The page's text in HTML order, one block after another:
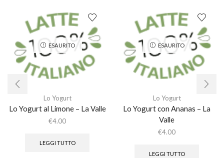
ESAURITO
Lo Yogurt
Lo Yogurt al Limone – La Valle
€4.00
LEGGI TUTTO
ESAURITO
Lo Yogurt
Lo Yogurt con Ananas – La
Valle
€4.00
LEGGI TUTTO